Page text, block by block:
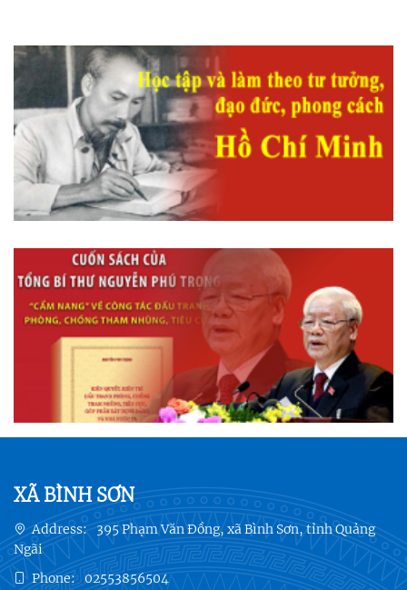
XÃ BÌNH SƠN
Address: 395 Phạm Văn Đồng, xã Bình Sơn, tỉnh Quảng
Ngãi
Phone: 02553856504